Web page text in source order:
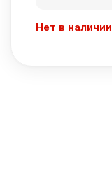
Нет в наличии